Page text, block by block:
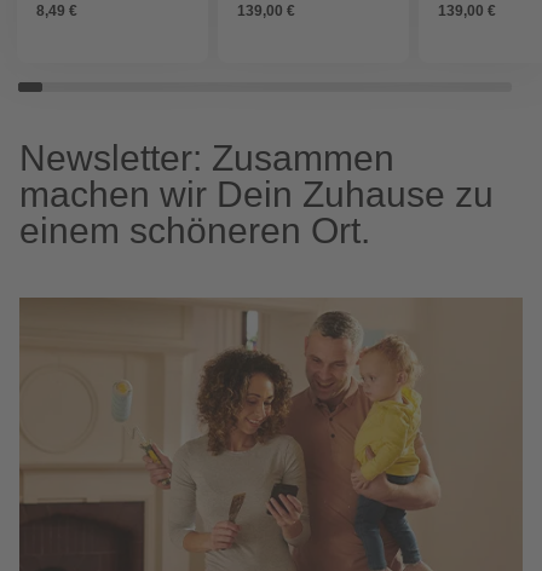
8,49 € 139,00 € 139,00 €
Newsletter: Zusammen
machen wir Dein Zuhause zu
einem schöneren Ort.